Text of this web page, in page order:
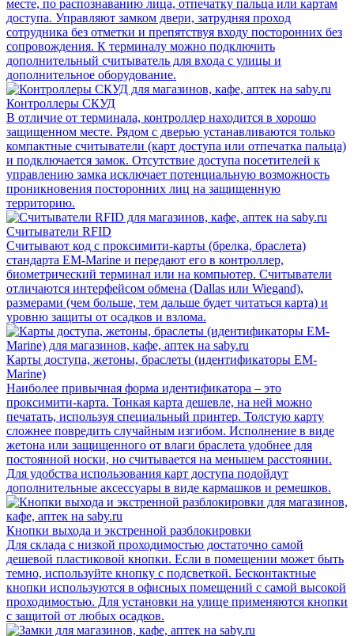
месте, по распознаванию лица, отпечатку пальца или картам
доступа. Управляют замком двери, затрудняя проход
сотрудника без отметки и препятствуя входу посторонних без
сопровождения. К терминалу можно подключить
дополнительный считыватель для входа с улицы и
дополнительное оборудование.
Контроллеры СКУД
В отличие от терминала, контроллер находится в хорошо
защищенном месте. Рядом с дверью устанавливаются только
компактные считыватели (карт доступа или отпечатка пальца)
и подключается замок. Отсутствие доступа посетителей к
управлению замка исключает потенциальную возможность
проникновения посторонних лиц на защищенную
территорию.
Считыватели RFID
Считывают код с проксимити-карты (брелка, браслета)
стандарта ЕМ-Marine и передают его в контроллер,
биометрический терминал или на компьютер. Считыватели
отличаются интерфейсом обмена (Dallas или Wiegand),
размерами (чем больше, тем дальше будет читаться карта) и
уровню защиты от осадков и взлома.
Карты доступа, жетоны, браслеты (идентификаторы EM-
Marine)
Наиболее привычная форма идентификатора – это
проксимити-карта. Тонкая карта дешевле, на ней можно
печатать, используя специальный принтер. Толстую карту
сложнее повредить случайным изгибом. Исполнение в виде
жетона или защищенного от влаги браслета удобнее для
постоянной носки, но считывается на меньшем расстоянии.
Для удобства использования карт доступа подойдут
дополнительные аксессуары в виде кармашков и ремешков.
Кнопки выхода и экстренной разблокировки
Для склада с низкой проходимостью достаточно самой
дешевой пластиковой кнопки. Если в помещении может быть
темно, используйте кнопку с подсветкой. Бесконтактные
кнопки используются в офисных помещений с самой высокой
проходимостью. Для установки на улице применяются кнопки
с защитой от любых осадков.